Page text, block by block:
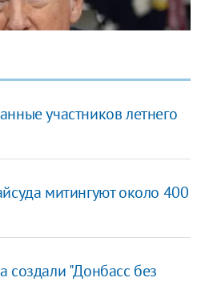
участников летнего
митингуют около 400
создали "Донбасс без